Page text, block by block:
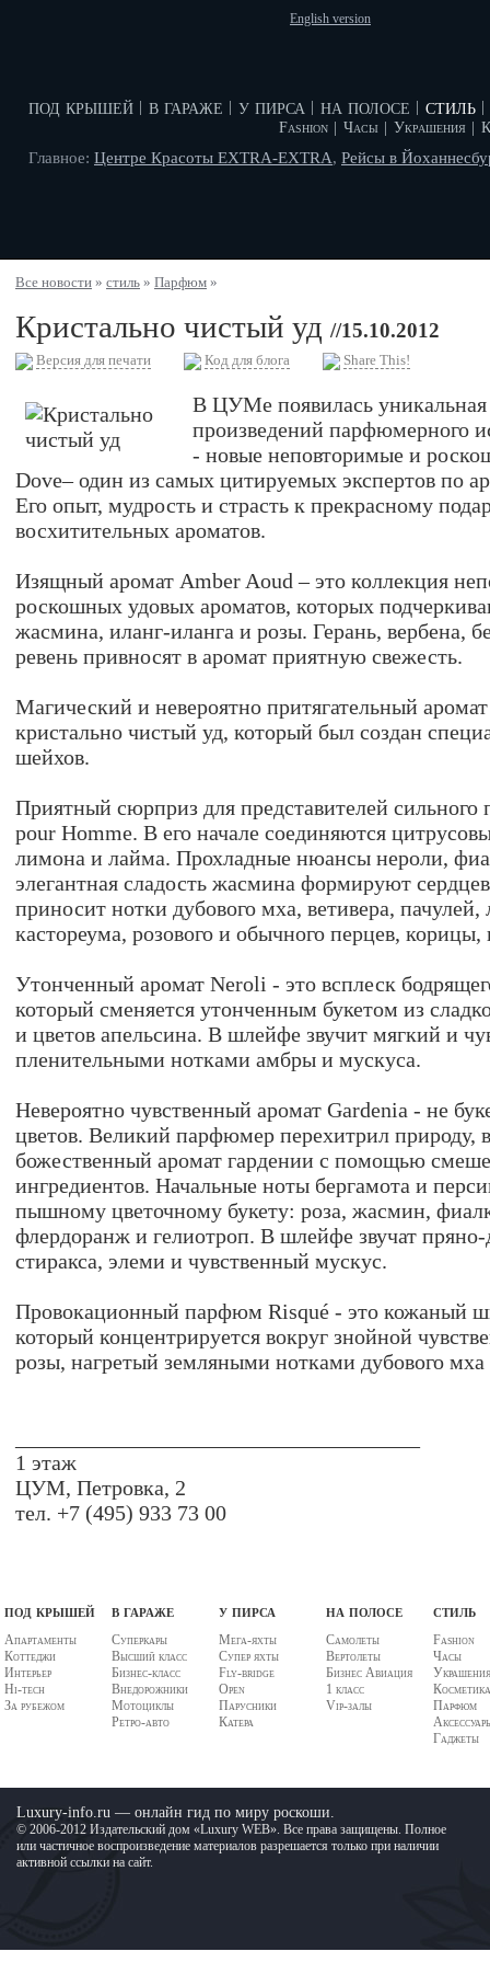
English version
под крышей в гараже у пирса на полосе стиль
Fashion Часы Украшения
Главное: Центре Красоты EXTRA-EXTRA, Рейсы в
Все новости » стиль » Парфюм »
Кристально чистый уд //15.10.2012
Версия для печати Код для блога Share This!
В ЦУМе появилась уникальная
произведений парфюмерного
- новые неповторимые и
Dove– один из самых цитируемых экспертов по
Его опыт, мудрость и страсть к прекрасному
восхитительных ароматов.
Изящный аромат Amber Aoud – это коллекция
роскошных удовых ароматов, которых
жасмина, иланг-иланга и розы. Герань, вербена,
ревень привносят в аромат приятную свежесть.
Магический и невероятно притягательный
кристально чистый уд, который был создан
шейхов.
Приятный сюрприз для представителей сильного
pour Homme. В его начале соединяются
лимона и лайма. Прохладные нюансы нероли,
элегантная сладость жасмина формируют
приносит нотки дубового мха, ветивера, пачулей,
кастореума, розового и обычного перцев, корицы,
Утонченный аромат Neroli - это всплеск
который сменяется утонченным букетом из
и цветов апельсина. В шлейфе звучит мягкий и
пленительными нотками амбры и мускуса.
Невероятно чувственный аромат Gardenia - не
цветов. Великий парфюмер перехитрил природу,
божественный аромат гардении с помощью
ингредиентов. Начальные ноты бергамота и
пышному цветочному букету: роза, жасмин,
флердоранж и гелиотроп. В шлейфе звучат
стиракса, элеми и чувственный мускус.
Провокационный парфюм Risqué - это кожаный
который концентрируется вокруг знойной
розы, нагретый земляными нотками дубового мха
1 этаж
ЦУМ, Петровка, 2
тел. +7 (495) 933 73 00
под крышей
Апартаменты
Коттеджи
Интерьер
Hi-tech
За рубежом
в гараже
Суперкары
Высший класс
Бизнес-класс
Внедорожники
Мотоциклы
Ретро-авто
у пирса
Мега-яхты
Супер яхты
Fly-bridge
Open
Парусники
Катера
на полосе
Самолеты
Вертолеты
Бизнес Авиация
1 класс
Vip-залы
стиль
Fashion
Часы
Парфюм
Гаджеты
Luxury-info.ru — онлайн гид по миру роскоши.
© 2006-2012 Издательский дом «Luxury WEB». Все права защищены. Полное
или частичное воспроизведение материалов разрешается только при наличии
активной ссылки на сайт.